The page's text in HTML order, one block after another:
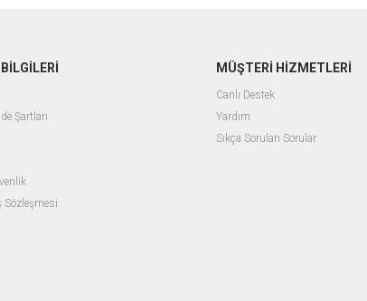
Şartları
Sözleşmesi
MÜŞTERİ HİZMETLERİ
Canlı Destek
Yardım
Sıkça Sorulan Sorular